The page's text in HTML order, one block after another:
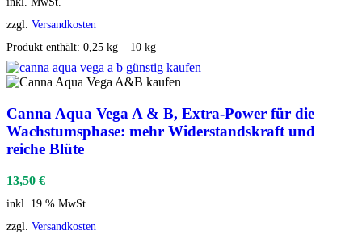
zzgl. Versandkosten
Produkt enthält: 0,25 kg – 10 kg
Canna Aqua Vega A & B, Extra-Power für die
Wachstumsphase: mehr Widerstandskraft und
reiche Blüte
13,50 €
inkl. 19 % MwSt.
zzgl. Versandkosten